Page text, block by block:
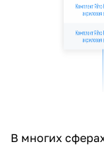
В многих